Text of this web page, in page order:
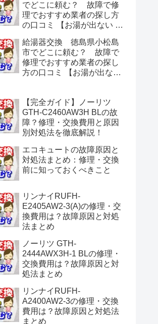
でどこに頼む？ 故障で修
理でおすすめ業者の探し方
の口コミ 【お湯が出ない 水
給湯器交換 徳島県小松島
市でどこに頼む？ 故障で
修理でおすすめ業者の探し
方の口コミ 【お湯が出ない
【完全ガイド】ノーリツ
GTH-C2460AW3H BLの故
障？修理・交換費用と原因
別対処法を徹底解説！
エコキュートの故障原因と
対処法まとめ：修理・交換
前に知っておくべきこと
リンナイRUFH-
E2405AW2-3(A)の修理・交
換費用は？故障原因と対処
法まとめ
ノーリツ GTH-
2444AWX3H-1 BLの修理・
交換費用は？故障原因と対
処法まとめ
リンナイRUFH-
A2400AW2-3の修理・交換
費用は？故障原因と対処法
まとめ